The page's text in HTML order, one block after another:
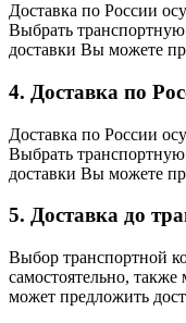
Доставка по России
Выбрать
доставки Вы можете
4. Доставка по
Доставка по России
Выбрать
доставки Вы можете
5. Доставка до
Выбор транспортной
самостоятельно,
может предложить